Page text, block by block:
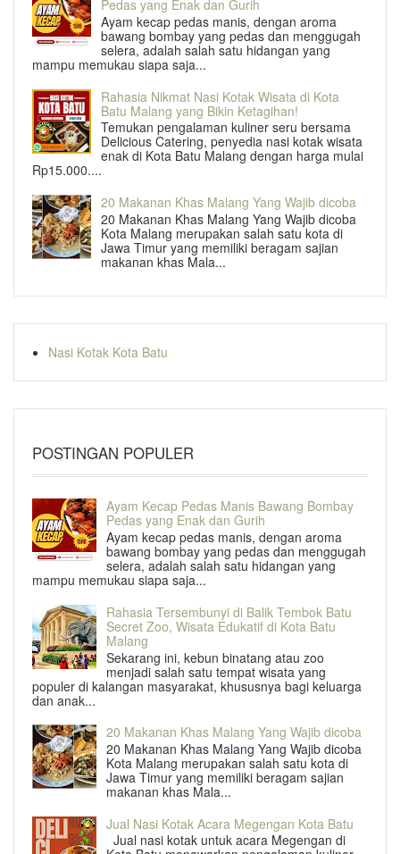
Pedas yang Enak dan Gurih
Ayam kecap pedas manis, dengan aroma
bawang bombay yang pedas dan menggugah
selera, adalah salah satu hidangan yang
mampu memukau siapa saja...
Rahasia Nikmat Nasi Kotak Wisata di Kota
Batu Malang yang Bikin Ketagihan!
Temukan pengalaman kuliner seru bersama
Delicious Catering, penyedia nasi kotak wisata
enak di Kota Batu Malang dengan harga mulai
Rp15.000....
20 Makanan Khas Malang Yang Wajib dicoba
20 Makanan Khas Malang Yang Wajib dicoba
Kota Malang merupakan salah satu kota di
Jawa Timur yang memiliki beragam sajian
makanan khas Mala...
Nasi Kotak Kota Batu
POSTINGAN POPULER
Ayam Kecap Pedas Manis Bawang Bombay
Pedas yang Enak dan Gurih
Ayam kecap pedas manis, dengan aroma
bawang bombay yang pedas dan menggugah
selera, adalah salah satu hidangan yang
mampu memukau siapa saja...
Rahasia Tersembunyi di Balik Tembok Batu
Secret Zoo, Wisata Edukatif di Kota Batu
Malang
Sekarang ini, kebun binatang atau zoo
menjadi salah satu tempat wisata yang
populer di kalangan masyarakat, khususnya bagi keluarga
dan anak...
20 Makanan Khas Malang Yang Wajib dicoba
20 Makanan Khas Malang Yang Wajib dicoba
Kota Malang merupakan salah satu kota di
Jawa Timur yang memiliki beragam sajian
makanan khas Mala...
Jual Nasi Kotak Acara Megengan Kota Batu
Jual nasi kotak untuk acara Megengan di